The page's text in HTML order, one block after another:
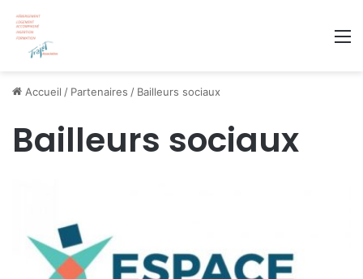
Accueil / Partenaires / Bailleurs sociaux
Bailleurs sociaux